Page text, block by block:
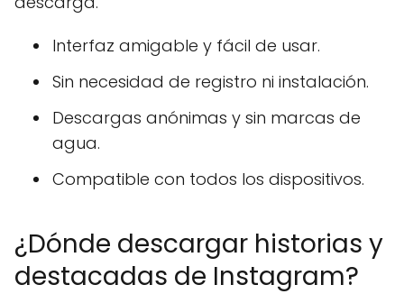
Interfaz amigable y fácil de usar.
Sin necesidad de registro ni instalación.
Descargas anónimas y sin marcas de
agua.
Compatible con todos los dispositivos.
¿Dónde descargar historias y
destacadas de Instagram?